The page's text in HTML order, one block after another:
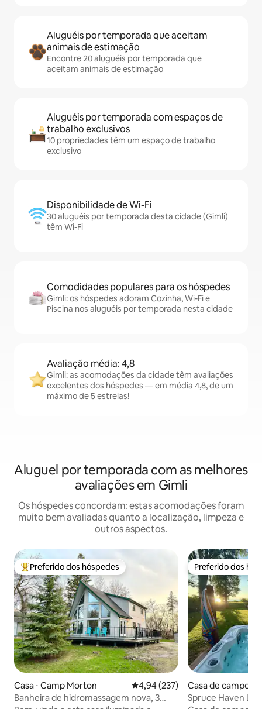
Aluguéis por temporada que aceitam
animais de estimação
Encontre 20 aluguéis por temporada que
aceitam animais de estimação
Aluguéis por temporada com espaços de
trabalho exclusivos
10 propriedades têm um espaço de trabalho
exclusivo
Disponibilidade de Wi-Fi
30 aluguéis por temporada desta cidade (Gimli)
têm Wi-Fi
Comodidades populares para os hóspedes
Gimli: os hóspedes adoram Cozinha, Wi-Fi e
Piscina nos aluguéis por temporada nesta cidade
Avaliação média: 4,8
Gimli: as acomodações da cidade têm avaliações
excelentes dos hóspedes — em média 4,8, de um
máximo de 5 estrelas!
Aluguel por temporada com as melhores
avaliações em Gimli
Os hóspedes concordam: estas acomodações foram
muito bem avaliadas quanto a localização, limpeza e
outros aspectos.
Entre os melhores preferidos dos hóspedes
Preferido dos hóspedes
Casa ⋅ Camp Morton 4,94 de uma avaliação média de
4,94 (237)
Banheira de hidromassagem nova, 3
Preferido dos
Preferido dos
Casa de campo ⋅
Spruce Haven